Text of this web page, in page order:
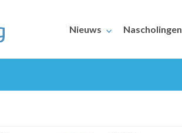
Nieuws Nascholingen